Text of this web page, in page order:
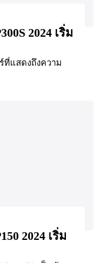
2024 เริ่ม
ที่แสดงถึงความ
2024 เริ่ม